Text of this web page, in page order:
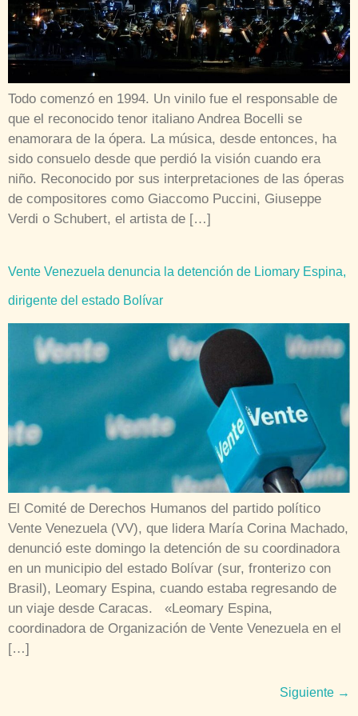
Todo comenzó en 1994. Un vinilo fue el responsable de
que el reconocido tenor italiano Andrea Bocelli se
enamorara de la ópera. La música, desde entonces, ha
sido consuelo desde que perdió la visión cuando era
niño. Reconocido por sus interpretaciones de las óperas
de compositores como Giaccomo Puccini, Giuseppe
Verdi o Schubert, el artista de […]
Vente Venezuela denuncia la detención de Liomary Espina,
dirigente del estado Bolívar
El Comité de Derechos Humanos del partido político
Vente Venezuela (VV), que lidera María Corina Machado,
denunció este domingo la detención de su coordinadora
en un municipio del estado Bolívar (sur, fronterizo con
Brasil), Leomary Espina, cuando estaba regresando de
un viaje desde Caracas. «Leomary Espina,
coordinadora de Organización de Vente Venezuela en el
[…]
Siguiente →